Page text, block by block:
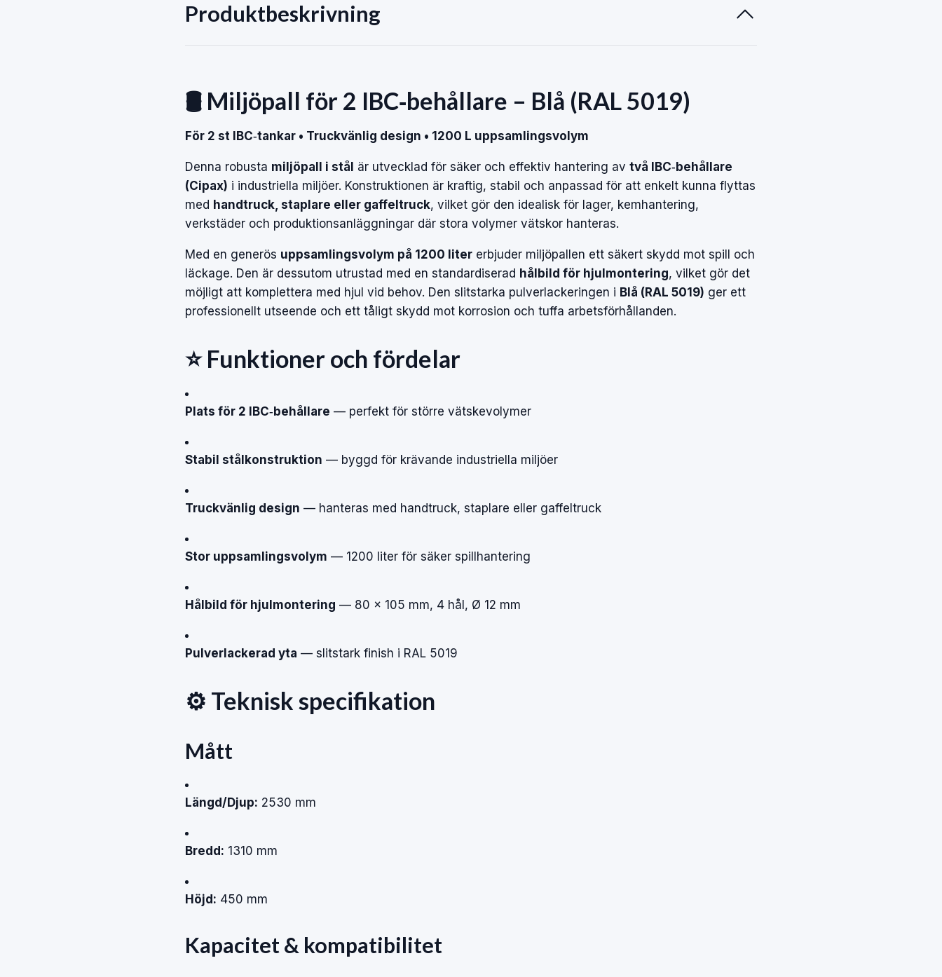
Produktbeskrivning
🛢️ Miljöpall för 2 IBC‑behållare – Blå (RAL 5019)
För 2 st IBC‑tankar • Truckvänlig design • 1200 L uppsamlingsvolym
Denna robusta miljöpall i stål är utvecklad för säker och effektiv hantering av två IBC‑behållare
(Cipax) i industriella miljöer. Konstruktionen är kraftig, stabil och anpassad för att enkelt kunna flyttas
med handtruck, staplare eller gaffeltruck, vilket gör den idealisk för lager, kemhantering,
verkstäder och produktionsanläggningar där stora volymer vätskor hanteras.
Med en generös uppsamlingsvolym på 1200 liter erbjuder miljöpallen ett säkert skydd mot spill och
läckage. Den är dessutom utrustad med en standardiserad hålbild för hjulmontering, vilket gör det
möjligt att komplettera med hjul vid behov. Den slitstarka pulverlackeringen i Blå (RAL 5019) ger ett
professionellt utseende och ett tåligt skydd mot korrosion och tuffa arbetsförhållanden.
⭐ Funktioner och fördelar
Plats för 2 IBC‑behållare — perfekt för större vätskevolymer
Stabil stålkonstruktion — byggd för krävande industriella miljöer
Truckvänlig design — hanteras med handtruck, staplare eller gaffeltruck
Stor uppsamlingsvolym — 1200 liter för säker spillhantering
Hålbild för hjulmontering — 80 × 105 mm, 4 hål, Ø 12 mm
Pulverlackerad yta — slitstark finish i RAL 5019
⚙️ Teknisk specifikation
Mått
Längd/Djup: 2530 mm
Bredd: 1310 mm
Höjd: 450 mm
Kapacitet & kompatibilitet